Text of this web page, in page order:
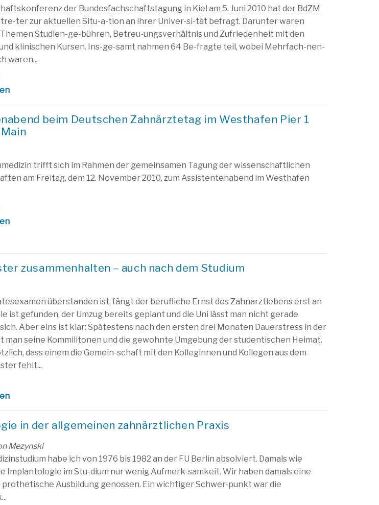
der Bundesfachschaftstagung in Kiel am 5. Juni 2010 hat der BdZM
ter zur aktuellen Situ-a-tion an ihrer Univer-si-tät befragt. Darunter waren
Themen Studien-ge-bühren, Betreu-ungsverhältnis und Zufriedenheit mit den
klinischen Kursen. Ins-ge-samt nahmen 64 Be-fragte teil, wobei Mehrfach-nen-
waren...
beim Deutschen Zahnärztetag im Westhafen Pier 1
trifft sich im Rahmen der gemeinsamen Tagung der wissenschaftlichen
am Freitag, dem 12. November 2010, zum Assistentenabend im Westhafen
zusammenhalten – auch nach dem Studium
überstanden ist, fängt der berufliche Ernst des Zahnarztlebens erst an
ist gefunden, der Umzug bereits geplant und die Uni lässt man nicht gerade
Aber eins ist klar: Spätestens nach den ersten drei Monaten Dauerstress in der
man seine Kommilitonen und die gewohnte Umgebung der studentischen Heimat.
dass einem die Gemein-schaft mit den Kolleginnen und Kollegen aus dem
fehlt...
in der allgemeinen zahnärztlichen Praxis
Mezynski
habe ich von 1976 bis 1982 an der FU Berlin absolviert. Damals wie
Implantologie im Stu-dium nur wenig Aufmerk-samkeit. Wir haben damals eine
Ausbildung genossen. Ein wichtiger Schwer-punkt war die